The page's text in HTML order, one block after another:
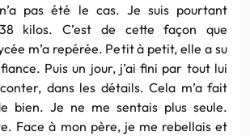
pas été le cas. Je suis pourtant
kilos. C’est de cette façon que
m’a repérée. Petit à petit, elle a su
Puis un jour, j’ai fini par tout lui
dans les détails. Cela m’a fait
bien. Je ne me sentais plus seule.
Face à mon père, je me rebellais et